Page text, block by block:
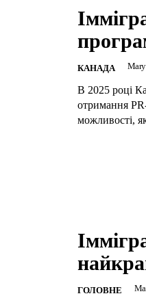
КАНАДА
В 2025 році
отримання
можливості,
ГОЛОВНЕ